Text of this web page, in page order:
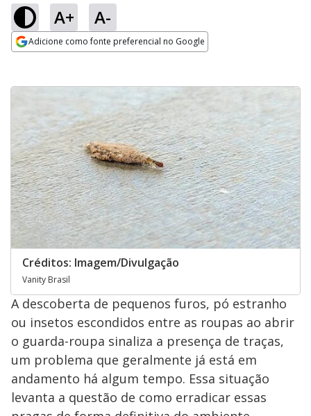
A+ A-
Adicione como fonte preferencial no Google
Créditos: Imagem/Divulgação
Vanity Brasil
A descoberta de pequenos furos, pó estranho
ou insetos escondidos entre as roupas ao abrir
o guarda-roupa sinaliza a presença de traças,
um problema que geralmente já está em
andamento há algum tempo. Essa situação
levanta a questão de como erradicar essas